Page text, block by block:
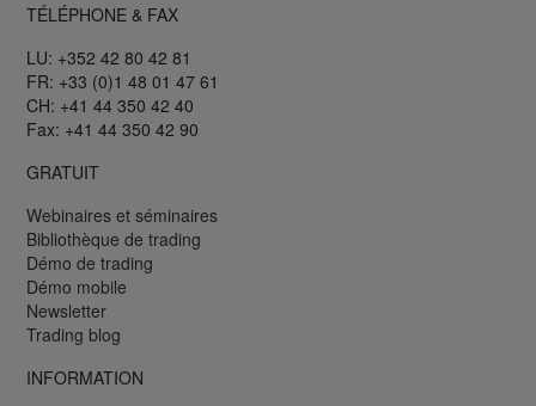
TÉLÉPHONE & FAX
LU: +352 42 80 42 81
FR: +33 (0)1 48 01 47 61
CH: +41 44 350 42 40
Fax: +41 44 350 42 90
GRATUIT
Webinaires et séminaires
Bibliothèque de trading
Démo de trading
Démo mobile
Newsletter
Trading blog
INFORMATION